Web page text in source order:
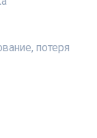
потеря